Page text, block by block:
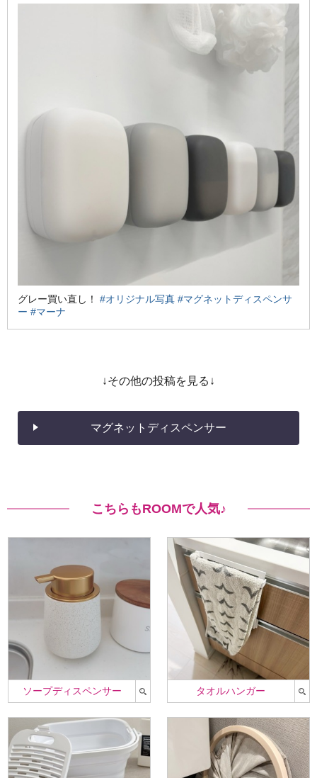
グレー買い直し！ #オリジナル写真 #マグネットディスペンサ
ー #マーナ
↓その他の投稿を見る↓
マグネットディスペンサー
こちらもROOMで人気♪
ソープディスペンサー タオルハンガー